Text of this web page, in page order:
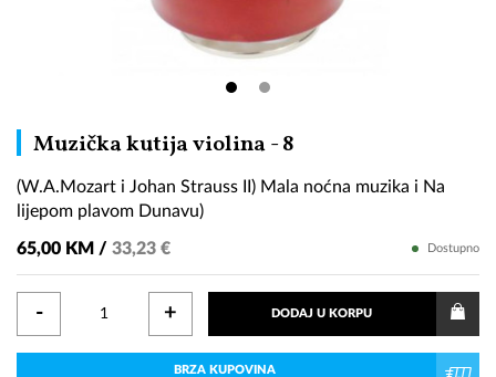
Muzička kutija violina - 8
Johan
Mala
noćna
muzika
i
(W.A.Mozart i Johan Strauss II) Mala noćna muzika i Na
lijepom plavom Dunavu)
65,00 KM / 33,23 € Dostupno
- + DODAJ U KORPU
BRZA KUPOVINA